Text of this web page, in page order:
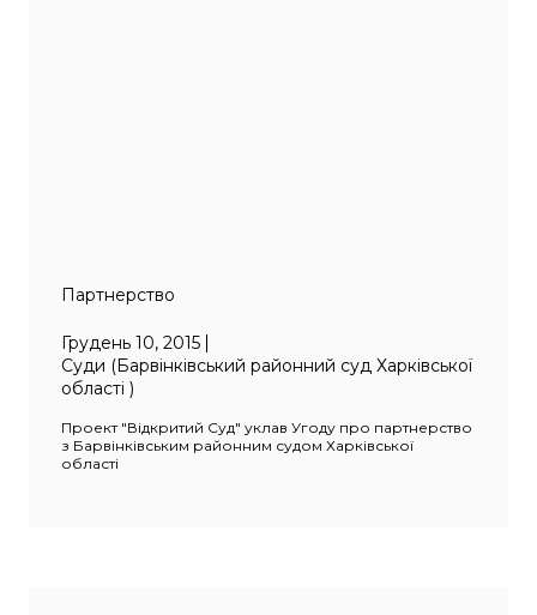
Партнерство
Грудень 10, 2015
Суди (Барвінківський районний суд Харківської
області )
Проект "Відкритий Суд" уклав Угоду про партнерство
з Барвінківським районним судом Харківської
області